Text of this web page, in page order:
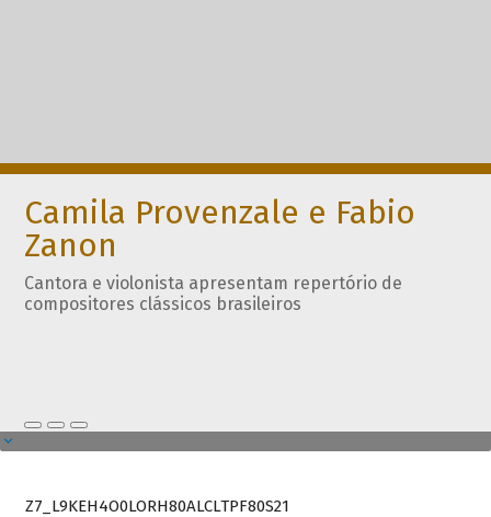
Camila Provenzale e Fabio
Zanon
Cantora e violonista apresentam repertório de
compositores clássicos brasileiros
Z7_L9KEH4O0LORH80ALCLTPF80S21